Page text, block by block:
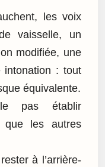
les voix
vaisselle, un
modifiée, une
intonation : tout
équivalente.
pas établir
que les autres
à l’arrière-